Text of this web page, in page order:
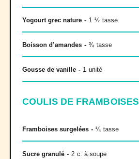
Yogourt grec nature - 1 ½ tasse
Boisson d’amandes - ¾ tasse
Gousse de vanille - 1 unité
COULIS DE FRAMBOISES
Framboises surgelées - ¼ tasse
Sucre granulé - 2 c. à soupe